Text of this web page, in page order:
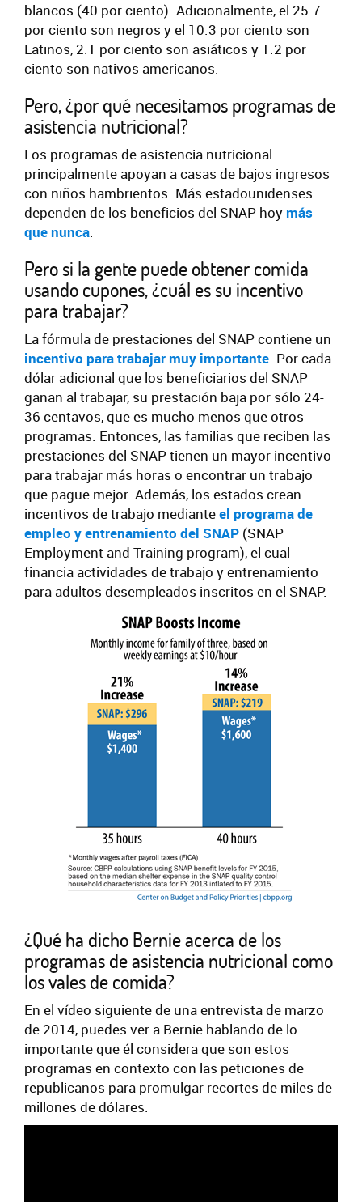
blancos (40 por ciento). Adicionalmente, el 25.7
por ciento son negros y el 10.3 por ciento son
Latinos, 2.1 por ciento son asiáticos y 1.2 por
ciento son nativos americanos.
Pero, ¿por qué necesitamos programas de
asistencia nutricional?
Los programas de asistencia nutricional
principalmente apoyan a casas de bajos ingresos
con niños hambrientos. Más estadounidenses
dependen de los beneficios del SNAP hoy más
que nunca.
Pero si la gente puede obtener comida
usando cupones, ¿cuál es su incentivo
para trabajar?
La fórmula de prestaciones del SNAP contiene un
incentivo para trabajar muy importante. Por cada
dólar adicional que los beneficiarios del SNAP
ganan al trabajar, su prestación baja por sólo 24-
36 centavos, que es mucho menos que otros
programas. Entonces, las familias que reciben las
prestaciones del SNAP tienen un mayor incentivo
para trabajar más horas o encontrar un trabajo
que pague mejor. Además, los estados crean
incentivos de trabajo medianteel programa de
empleo y entrenamiento del SNAP (SNAP
Employment and Training program), el cual
financia actividades de trabajo y entrenamiento
para adultos desempleados inscritos en el SNAP.
¿Qué ha dicho Bernie acerca de los
programas de asistencia nutricional como
los vales de comida?
En el vídeo siguiente de una entrevista de marzo
de 2014, puedes ver a Bernie hablando de lo
importante que él considera que son estos
programas en contexto con las peticiones de
republicanos para promulgar recortes de miles de
millones de dólares: